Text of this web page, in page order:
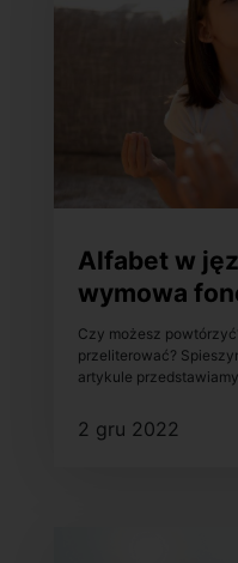
Alfabet w
wymowa
Czy możesz
przeliterować?
artykule
2 gru 2022